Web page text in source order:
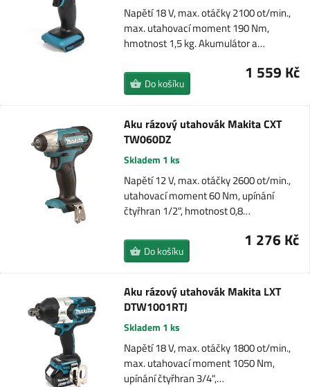
Napětí 18 V, max. otáčky 2100 ot/min.,
max. utahovací moment 190 Nm,
hmotnost 1,5 kg. Akumulátor a…
1 559 Kč
Do košíku
Aku rázový utahovák Makita CXT
TW060DZ
Skladem 1 ks
Napětí 12 V, max. otáčky 2600 ot/min.,
utahovací moment 60 Nm, upínání
čtyřhran 1/2", hmotnost 0,8…
1 276 Kč
Do košíku
Aku rázový utahovák Makita LXT
DTW1001RTJ
Skladem 1 ks
Napětí 18 V, max. otáčky 1800 ot/min.,
max. utahovací moment 1050 Nm,
upínání čtyřhran 3/4",…